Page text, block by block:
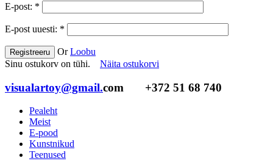
E-post: *
E-post uuesti: *
Registreeru OrLoobu
Sinu ostukorv on tühi.
Näita ostukorvi
visualartoy@gmail.com +372 51 68 740
Pealeht
Meist
E-pood
Kunstnikud
Teenused